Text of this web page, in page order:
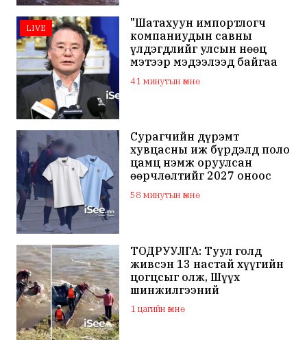
LIVE
"Шатахуун импортлогч
компаниудын савны
үлдэгдлийг улсын нөөц
мэтээр мэдээлээд байгаа
41 минутын өмнө
Сурагчийн дүрэмт
хувцасны иж бүрдэлд поло
цамц нэмж оруулсан
өөрчлөлтийг 2027 оноос
мөрдөхөөр тусгажээ
58 минутын өмнө
ТОДРУУЛГА: Туул голд
живсэн 13 настай хүүгийн
цогцсыг олж, Шүүх
шинжилгээний
байгууллагад шилжүүлжээ
1 цагийн өмнө